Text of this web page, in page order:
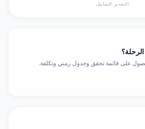
التقدير الشامل
على قائمة تحقق وجدول زمني وتكلفة.